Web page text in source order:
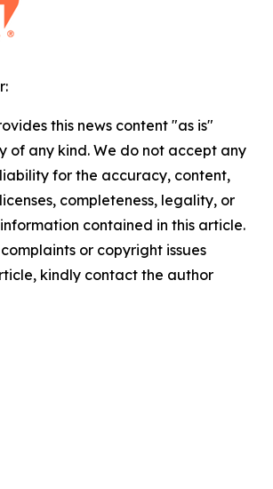
this news content "as is"
of any kind. We do not accept any
for the accuracy, content,
completeness, legality, or
contained in this article.
or copyright issues
kindly contact the author